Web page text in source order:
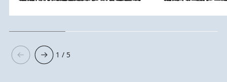
1 / 5